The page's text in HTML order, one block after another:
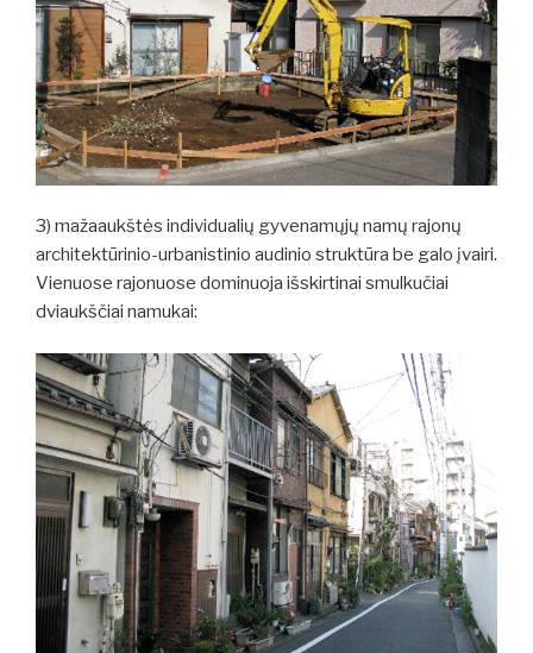
3) mažaaukštės individualių gyvenamųjų namų rajonų
architektūrinio-urbanistinio audinio struktūra be galo įvairi.
Vienuose rajonuose dominuoja išskirtinai smulkučiai
dviaukščiai namukai: